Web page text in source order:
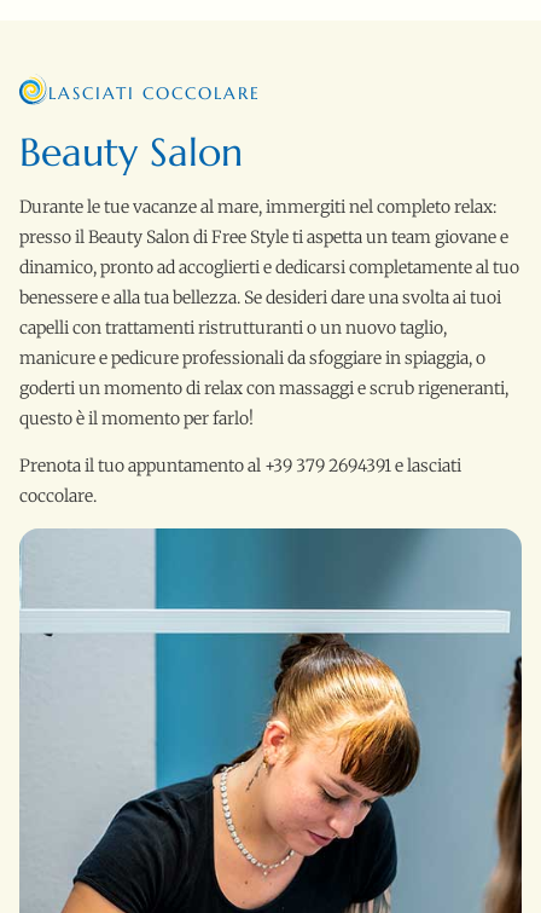
Beauty Salon
LASCIATI COCCOLARE
Durante le tue vacanze al mare, immergiti nel completo relax:
presso il Beauty Salon di Free Style ti aspetta un team giovane e
dinamico, pronto ad accoglierti e dedicarsi completamente al tuo
benessere e alla tua bellezza. Se desideri dare una svolta ai tuoi
capelli con trattamenti ristrutturanti o un nuovo taglio,
manicure e pedicure professionali da sfoggiare in spiaggia, o
goderti un momento di relax con massaggi e scrub rigeneranti,
questo è il momento per farlo!
Prenota il tuo appuntamento al +39 379 2694391 e lasciati
coccolare.